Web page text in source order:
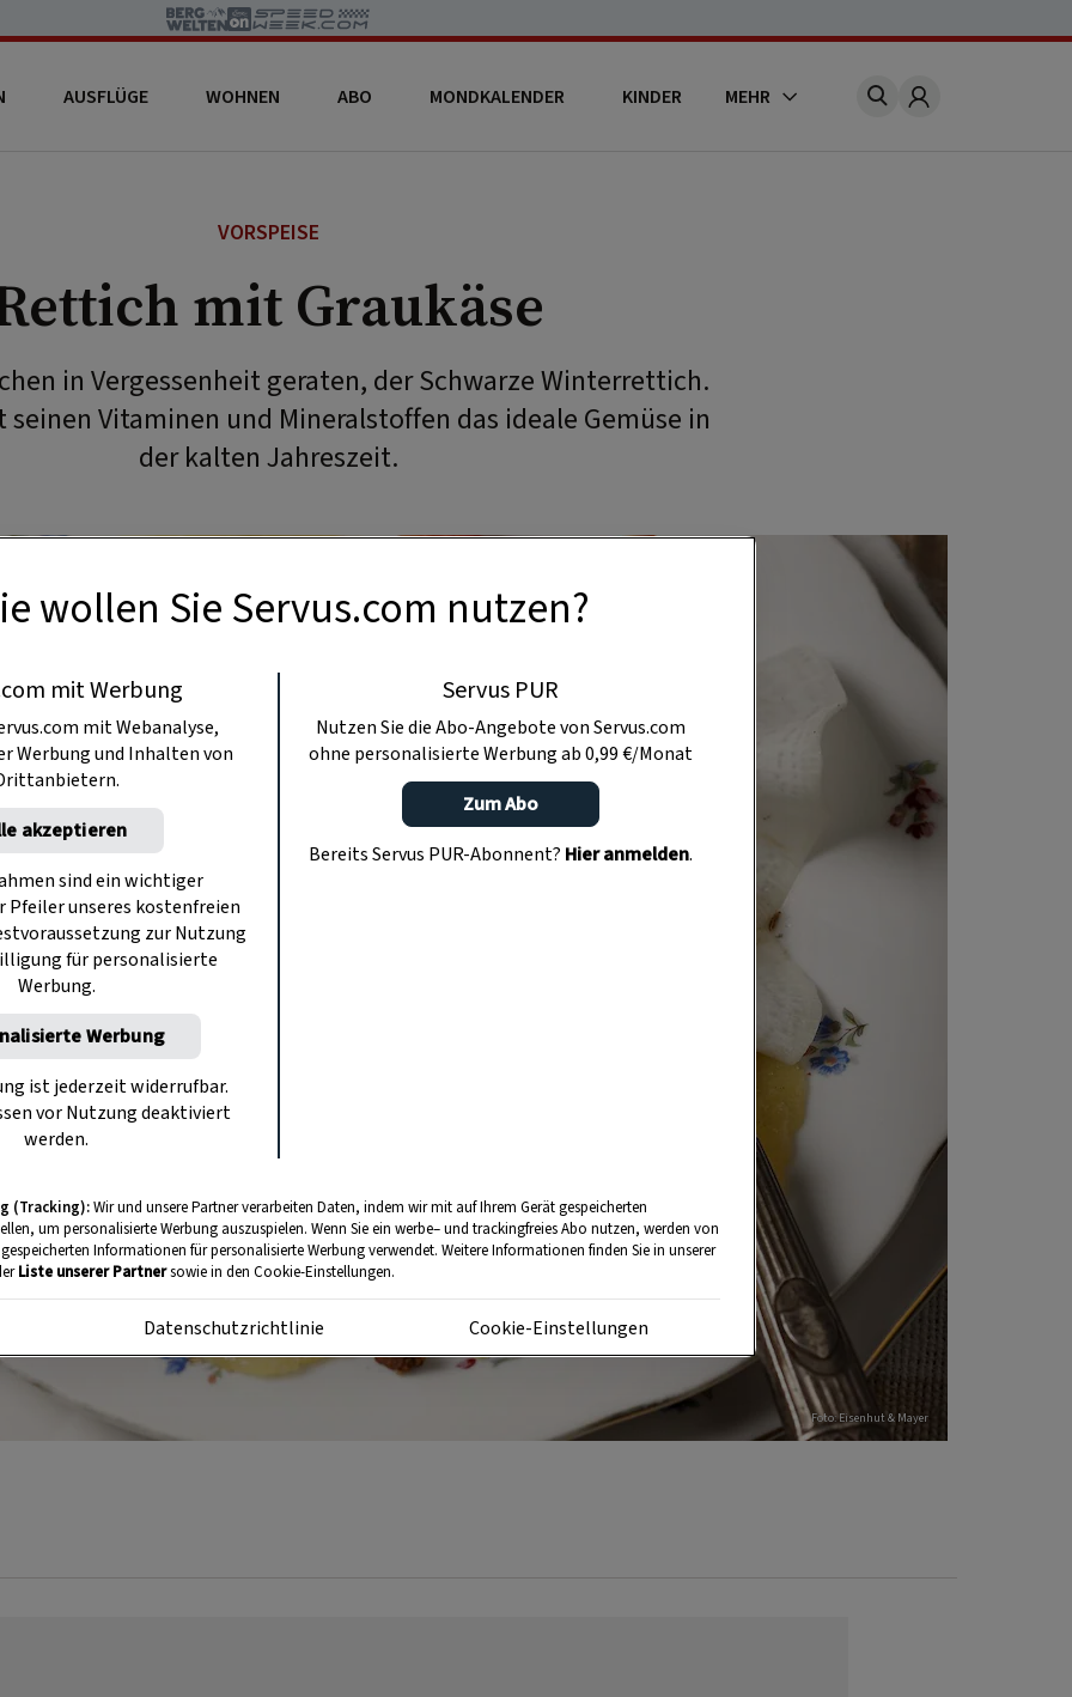
AUSFLÜGE WOHNEN ABO MONDKALENDER KINDER MEHR Account
VORSPEISE
mit Graukäse
in Vergessenheit geraten, der Schwarze Winterrettich.
Vitaminen und Mineralstoffen das ideale Gemüse in
der kalten Jahreszeit.
Foto: Eisenhut & Mayer
wollen Sie Servus.com nutzen?
mit Werbung
mit Webanalyse,
Werbung und Inhalten von
akzeptieren
sind ein wichtiger
unseres kostenfreien
zur Nutzung
für personalisierte
Werbung.
Werbung
ist jederzeit widerrufbar.
vor Nutzung deaktiviert
werden.
Servus PUR
Nutzen Sie die Abo-Angebote von Servus.com
ohne personalisierte Werbung ab 0,99 €/Monat
Zum Abo
Bereits Servus PUR-Abonnent? Hier anmelden.
(Tracking):Wir und unsere Partner verarbeiten Daten, indem wir mit auf Ihrem Gerät gespeicherten
um personalisierte Werbung auszuspielen. Wenn Sie ein werbe– und trackingfreies Abo nutzen, werden von
Informationen für personalisierte Werbung verwendet. Weitere Informationen finden Sie in unserer
Liste unserer Partnersowie in den Cookie-Einstellungen.
Datenschutzrichtlinie Cookie-Einstellungen